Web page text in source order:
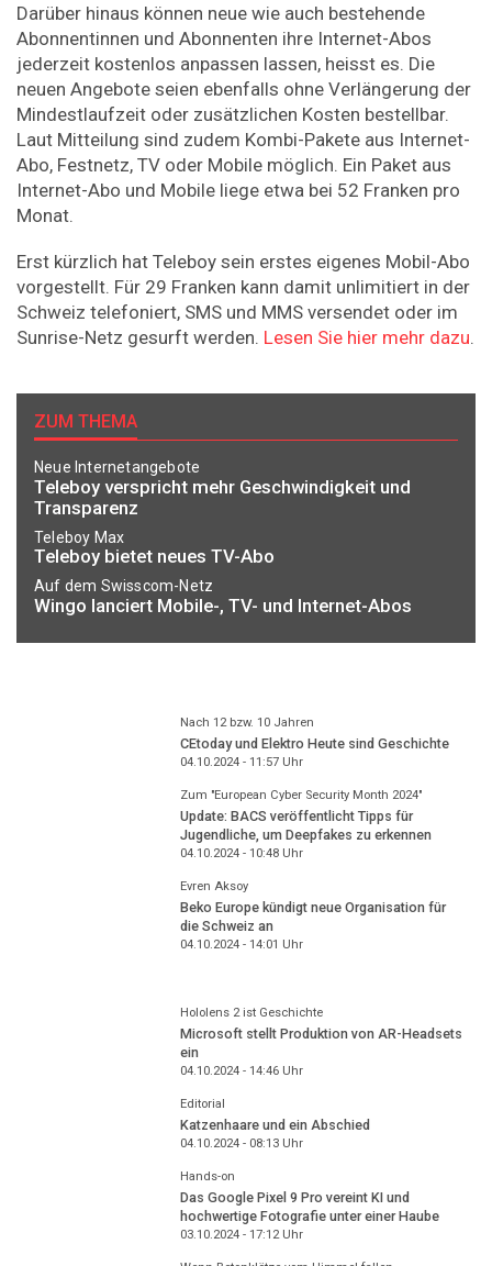
Darüber hinaus können neue wie auch bestehende
Abonnentinnen und Abonnenten ihre Internet-Abos
jederzeit kostenlos anpassen lassen, heisst es. Die
neuen Angebote seien ebenfalls ohne Verlängerung der
Mindestlaufzeit oder zusätzlichen Kosten bestellbar.
Laut Mitteilung sind zudem Kombi-Pakete aus Internet-
Abo, Festnetz, TV oder Mobile möglich. Ein Paket aus
Internet-Abo und Mobile liege etwa bei 52 Franken pro
Monat.
Erst kürzlich hat Teleboy sein erstes eigenes Mobil-Abo
vorgestellt. Für 29 Franken kann damit unlimitiert in der
Schweiz telefoniert, SMS und MMS versendet oder im
Sunrise-Netz gesurft werden. Lesen Sie hier mehr dazu.
ZUM THEMA
Neue Internetangebote
Teleboy verspricht mehr Geschwindigkeit und
Transparenz
Teleboy Max
Teleboy bietet neues TV-Abo
Auf dem Swisscom-Netz
Wingo lanciert Mobile-, TV- und Internet-Abos
Nach 12 bzw. 10 Jahren
CEtoday und Elektro Heute sind Geschichte
04.10.2024 - 11:57Uhr
Zum "European Cyber Security Month 2024"
Update: BACS veröffentlicht Tipps für
Jugendliche, um Deepfakes zu erkennen
04.10.2024 - 10:48Uhr
Evren Aksoy
Beko Europe kündigt neue Organisation für
die Schweiz an
04.10.2024 - 14:01 Uhr
Hololens 2 ist Geschichte
Microsoft stellt Produktion von AR-Headsets
ein
04.10.2024 - 14:46Uhr
Editorial
Katzenhaare und ein Abschied
04.10.2024 - 08:13Uhr
Hands-on
Das Google Pixel 9 Pro vereint KI und
hochwertige Fotografie unter einer Haube
03.10.2024 - 17:12Uhr